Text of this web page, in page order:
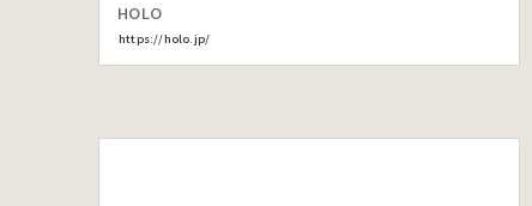
HOLO
https://holo.jp/